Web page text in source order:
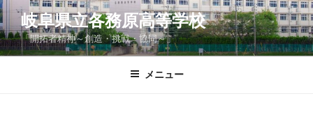
コ
ン
テ
ン
岐阜県立各務原高等学校
「開拓者精神～創造・挑戦・協同～」
メニュー